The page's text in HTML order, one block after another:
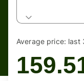
Average price: last